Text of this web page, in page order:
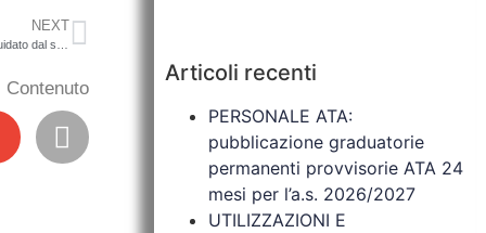
NEXT
Contenuto
Articoli recenti
PERSONALE ATA:
pubblicazione graduatorie
permanenti provvisorie ATA 24
mesi per l’a.s. 2026/2027
UTILIZZAZIONI E